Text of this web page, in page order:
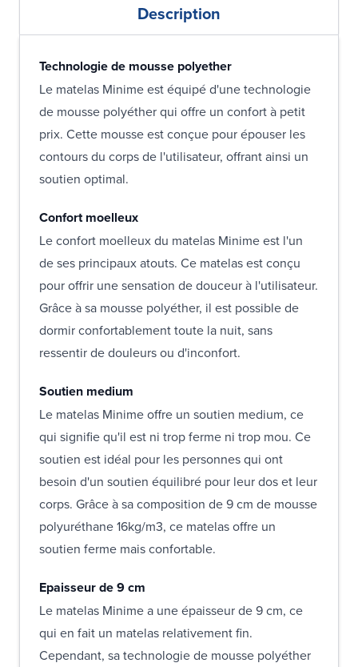
Description
Technologie de mousse polyether
Le matelas Minime est équipé d'une technologie
de mousse polyéther qui offre un confort à petit
prix. Cette mousse est conçue pour épouser les
contours du corps de l'utilisateur, offrant ainsi un
soutien optimal.
Confort moelleux
Le confort moelleux du matelas Minime est l'un
de ses principaux atouts. Ce matelas est conçu
pour offrir une sensation de douceur à l'utilisateur.
Grâce à sa mousse polyéther, il est possible de
dormir confortablement toute la nuit, sans
ressentir de douleurs ou d'inconfort.
Soutien medium
Le matelas Minime offre un soutien medium, ce
qui signifie qu'il est ni trop ferme ni trop mou. Ce
soutien est idéal pour les personnes qui ont
besoin d'un soutien équilibré pour leur dos et leur
corps. Grâce à sa composition de 9 cm de mousse
polyuréthane 16kg/m3, ce matelas offre un
soutien ferme mais confortable.
Epaisseur de 9 cm
Le matelas Minime a une épaisseur de 9 cm, ce
qui en fait un matelas relativement fin.
Cependant, sa technologie de mousse polyéther